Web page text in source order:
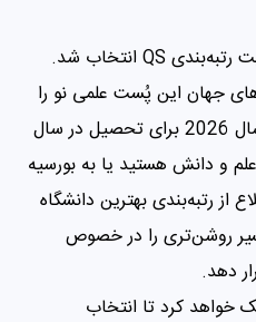
بهترین دانشگاه جهان توسط سایت رتبه‌بندی QS انتخاب شد.
جهان این پُست علمی نو را
مشاهده نمایید. (دانشگاه‌ها در سال 2026 برای تحصیل در سال
علم و دانش هستید یا به بورسیه
از رتبه‌بندی بهترین دانشگاه
می‌تواند مسیر روشن‌تری را در خصوص
دهد.
خواهد کرد تا انتخاب